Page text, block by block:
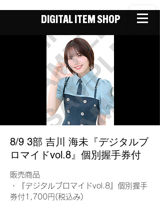
DIGITAL ITEM SHOP
8/9 3部 吉川 海未『デジタルブ
ロマイドvol.8』個別握手券付
販売商品
・『デジタルブロマイドvol.8』個別握手
券付1,700円(税込み)